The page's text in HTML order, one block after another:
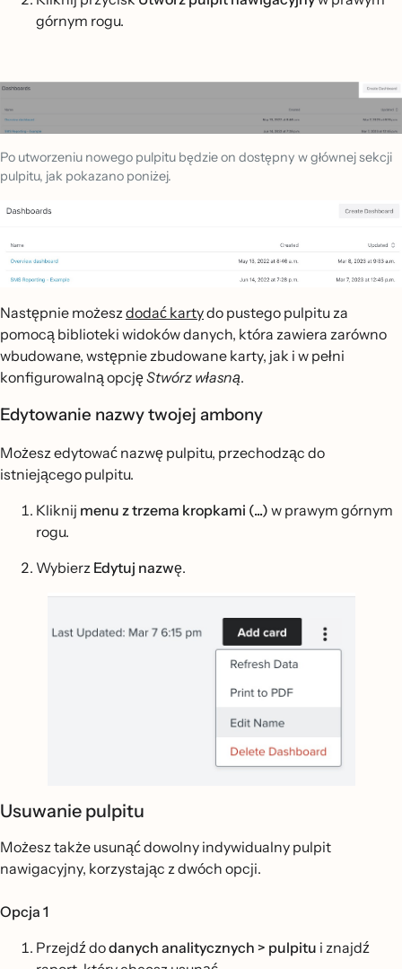
górnym rogu.
Po utworzeniu nowego pulpitu będzie on dostępny w głównej sekcji
pulpitu, jak pokazano poniżej.
Następnie możeszdodać kartydo pustego pulpitu za
pomocą biblioteki widoków danych, która zawiera zarówno
wbudowane, wstępnie zbudowane karty, jak i w pełni
konfigurowalną opcjęStwórz własną.
Edytowanie nazwy twojej ambony
Możesz edytować nazwę pulpitu, przechodząc do
istniejącego pulpitu.
Kliknij menu z trzema kropkami (...) w prawym górnym
rogu.
Wybierz Edytuj nazwę.
Usuwanie pulpitu
Możesz także usunąć dowolny indywidualny pulpit
nawigacyjny, korzystając z dwóch opcji.
Opcja 1
Przejdź dodanych analitycznych > pulpitu i znajdź